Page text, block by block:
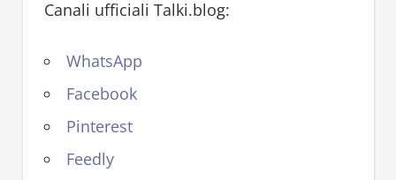
Canali ufficiali Talki.blog:
WhatsApp
Facebook
Pinterest
Feedly